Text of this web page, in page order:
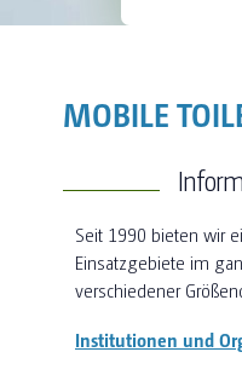
MOBILE
Seit 1990 bieten wir
Einsatzgebiete im
verschiedener
Institutionen und